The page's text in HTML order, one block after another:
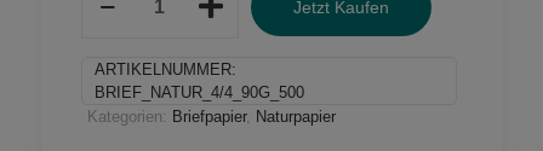
Naturpapier
Druck
500
Jetzt Kaufen
ARTIKELNUMMER:
BRIEF_NATUR_4/4_90G_500
Kategorien: Briefpapier, Naturpapier